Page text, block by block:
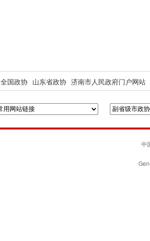
全国政协 山东省政协 济南市人民政府门户网站
中